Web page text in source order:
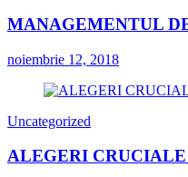
MANAGEMENTUL
noiembrie 12, 2018
Uncategorized
ALEGERI